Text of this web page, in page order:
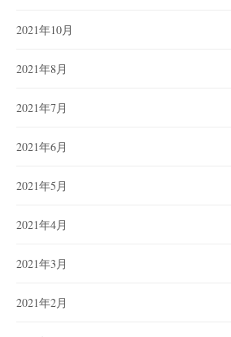
2021年10月
2021年8月
2021年7月
2021年6月
2021年5月
2021年4月
2021年3月
2021年2月